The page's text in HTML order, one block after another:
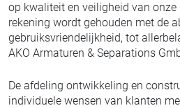
op kwaliteit en veiligheid van
rekening wordt gehouden met de
gebruiksvriendelijkheid, tot
AKO Armaturen & Separations
De afdeling ontwikkeling en
individuele wensen van klanten